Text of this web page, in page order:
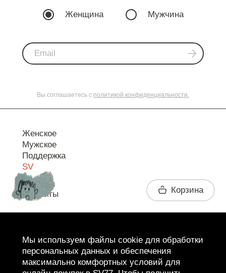
Женщина Мужчина
Вы соглашаетесь с политикой конфиденциальности.
Женское
Мужское
Поддержка
SV
Контакты Корзина
Мы используем файлы cookie для обработки
персональных данных и обеспечения
максимально комфортных условий для